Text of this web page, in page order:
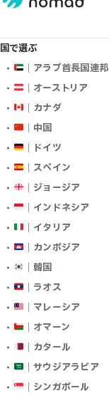
国で選ぶ
｜アラブ首長国連邦
｜オーストリア
｜カナダ
｜中国
｜ドイツ
｜スペイン
｜ジョージア
｜インドネシア
｜イタリア
｜カンボジア
｜韓国
｜ラオス
｜マレーシア
｜オマーン
｜カタール
｜サウジアラビア
｜シンガポール